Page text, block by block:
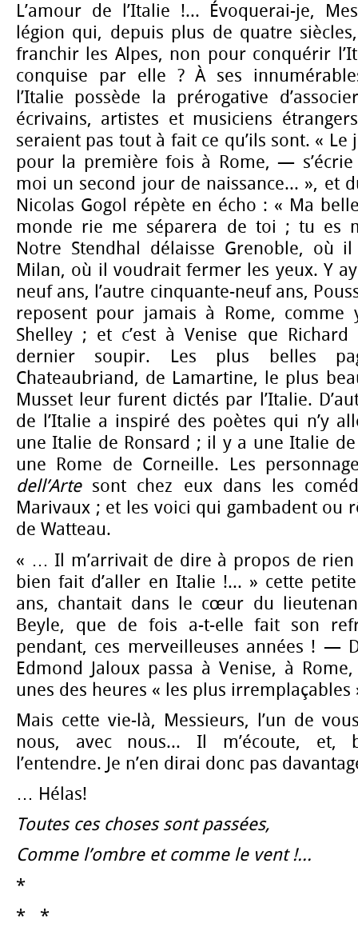
L’amour de l’Italie !... Évoquerai-je,
légion qui, depuis plus de quatre
franchir les Alpes, non pour conquérir
conquise par elle ? À ses
l’Italie possède la prérogative
écrivains, artistes et musiciens
seraient pas tout à fait ce qu’ils sont. «
pour la première fois à Rome, —
moi un second jour de naissance... », et
Nicolas Gogol répète en écho : « Ma
monde rie me séparera de toi ; tu es
Notre Stendhal délaisse Grenoble,
Milan, où il voudrait fermer les yeux. Y
neuf ans, l’autre cinquante-neuf ans,
reposent pour jamais à Rome, comme
Shelley ; et c’est à Venise que
dernier soupir. Les plus belles
Chateaubriand, de Lamartine, le plus
Musset leur furent dictés par l’Italie.
de l’Italie a inspiré des poètes qui n’y
une Italie de Ronsard ; il y a une Italie
une Rome de Corneille. Les
dell’Arte sont chez eux dans les
Marivaux ; et les voici qui gambadent ou
de Watteau.
« … Il m’arrivait de dire à propos de rien
bien fait d’aller en Italie !... » cette
ans, chantait dans le cœur du
Beyle, que de fois a-t-elle fait son
pendant, ces merveilleuses années ! —
Edmond Jaloux passa à Venise, à
unes des heures « les plus irremplaçables
Mais cette vie-là, Messieurs, l’un de
nous, avec nous... Il m’écoute, et,
l’entendre. Je n’en dirai donc pas
… Hélas!
Toutes ces choses sont passées,
Comme l’ombre et comme le vent !...
*
* *